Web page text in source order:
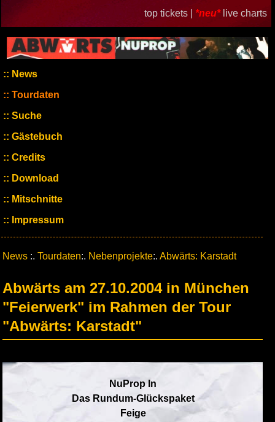
top tickets | *neu* live charts
News
Tourdaten
Suche
Gästebuch
Credits
Download
Mitschnitte
Impressum
News :. Tourdaten:. Nebenprojekte:. Abwärts: Karstadt
Abwärts am 27.10.2004 in München
"Feierwerk" im Rahmen der Tour
"Abwärts: Karstadt"
NuProp In
Das Rundum-Glückspaket
Feige